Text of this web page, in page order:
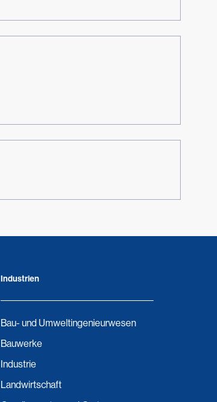
Industrien
Bau- und Umweltingenieurwesen
Bauwerke
Industrie
Landwirtschaft